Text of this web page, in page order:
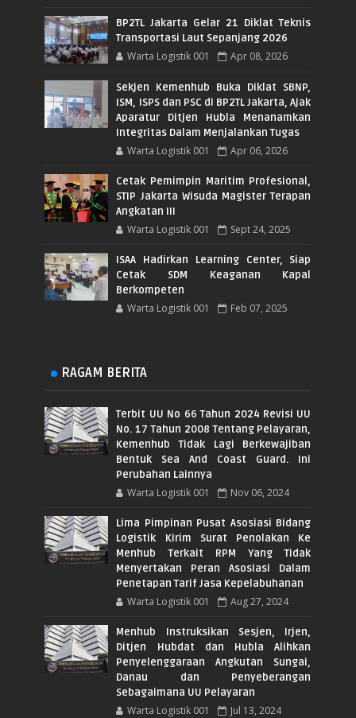
BP2TL Jakarta Gelar 21 Diklat Teknis
Transportasi Laut Sepanjang 2026
Warta Logistik 001 Apr 08, 2026
Sekjen Kemenhub Buka Diklat SBNP,
ISM, ISPS dan PSC di BP2TL Jakarta, Ajak
Aparatur Ditjen Hubla Menanamkan
Integritas Dalam Menjalankan Tugas
Warta Logistik 001 Apr 06, 2026
Cetak Pemimpin Maritim Profesional,
STIP Jakarta Wisuda Magister Terapan
Angkatan III
Warta Logistik 001 Sept 24, 2025
ISAA Hadirkan Learning Center, Siap
Cetak SDM Keaganan Kapal
Berkompeten
Warta Logistik 001 Feb 07, 2025
RAGAM BERITA
Terbit UU No 66 Tahun 2024 Revisi UU
No. 17 Tahun 2008 Tentang Pelayaran,
Kemenhub Tidak Lagi Berkewajiban
Bentuk Sea And Coast Guard. Ini
Perubahan Lainnya
Warta Logistik 001 Nov 06, 2024
Lima Pimpinan Pusat Asosiasi Bidang
Logistik Kirim Surat Penolakan Ke
Menhub Terkait RPM Yang Tidak
Menyertakan Peran Asosiasi Dalam
Penetapan Tarif Jasa Kepelabuhanan
Warta Logistik 001 Aug 27, 2024
Menhub Instruksikan Sesjen, Irjen,
Ditjen Hubdat dan Hubla Alihkan
Penyelenggaraan Angkutan Sungai,
Danau dan Penyeberangan
Sebagaimana UU Pelayaran
Warta Logistik 001 Jul 13, 2024